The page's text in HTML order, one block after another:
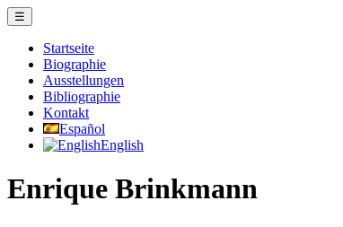
☰
Startseite
Biographie
Ausstellungen
Bibliographie
Kontakt
Español
English
Enrique Brinkmann